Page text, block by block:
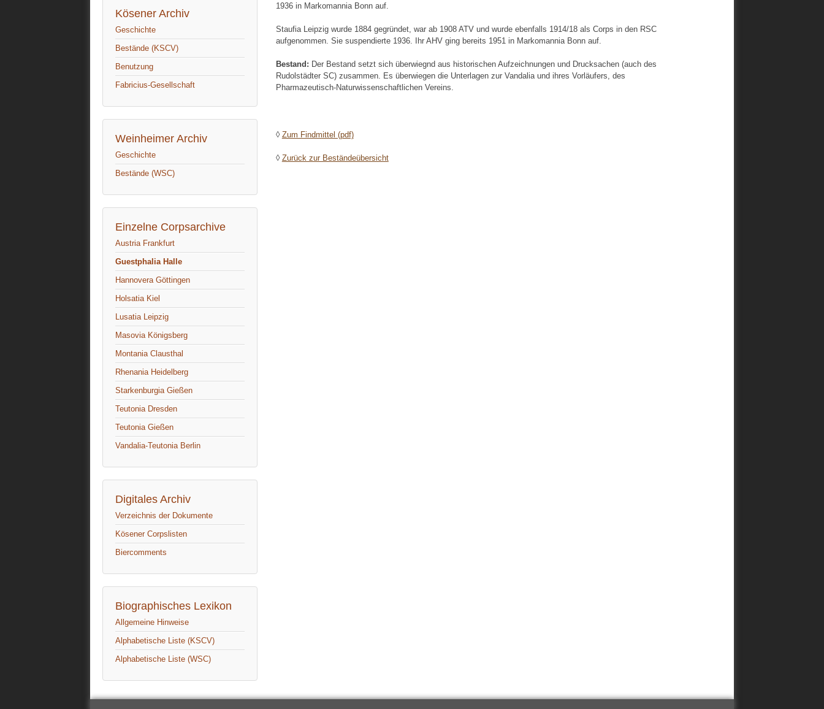
Kösener Archiv
Geschichte
Bestände (KSCV)
Benutzung
Fabricius-Gesellschaft
Weinheimer Archiv
Geschichte
Bestände (WSC)
Einzelne Corpsarchive
Austria Frankfurt
Guestphalia Halle
Hannovera Göttingen
Holsatia Kiel
Lusatia Leipzig
Masovia Königsberg
Montania Clausthal
Rhenania Heidelberg
Starkenburgia Gießen
Teutonia Dresden
Teutonia Gießen
Vandalia-Teutonia Berlin
Digitales Archiv
Verzeichnis der Dokumente
Kösener Corpslisten
Biercomments
Biographisches Lexikon
Allgemeine Hinweise
Alphabetische Liste (KSCV)
Alphabetische Liste (WSC)
1936 in Markomannia Bonn auf.
Staufia Leipzig wurde 1884 gegründet, war ab 1908 ATV und wurde ebenfalls 1914/18 als Corps in den RSC
aufgenommen. Sie suspendierte 1936. Ihr AHV ging bereits 1951 in Markomannia Bonn auf.
Bestand: Der Bestand setzt sich überwiegnd aus historischen Aufzeichnungen und Drucksachen (auch des
Rudolstädter SC) zusammen. Es überwiegen die Unterlagen zur Vandalia und ihres Vorläufers, des
Pharmazeutisch-Naturwissenschaftlichen Vereins.
◊ Zum Findmittel (pdf)
◊ Zurück zur Beständeübersicht